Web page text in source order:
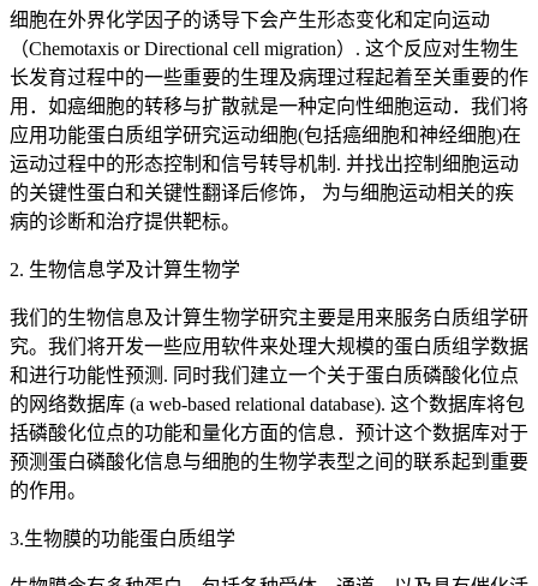
细胞在外界化学因子的诱导下会产生形态变化和定向运动
（Chemotaxis or Directional cell migration）. 这个反应对生物生
长发育过程中的一些重要的生理及病理过程起着至关重要的作
用．如癌细胞的转移与扩散就是一种定向性细胞运动．我们将
应用功能蛋白质组学研究运动细胞(包括癌细胞和神经细胞)在
运动过程中的形态控制和信号转导机制. 并找出控制细胞运动
的关键性蛋白和关键性翻译后修饰， 为与细胞运动相关的疾
病的诊断和治疗提供靶标。
2. 生物信息学及计算生物学
我们的生物信息及计算生物学研究主要是用来服务白质组学研
究。我们将开发一些应用软件来处理大规模的蛋白质组学数据
和进行功能性预测. 同时我们建立一个关于蛋白质磷酸化位点
的网络数据库 (a web-based relational database). 这个数据库将包
括磷酸化位点的功能和量化方面的信息．预计这个数据库对于
预测蛋白磷酸化信息与细胞的生物学表型之间的联系起到重要
的作用。
3.生物膜的功能蛋白质组学